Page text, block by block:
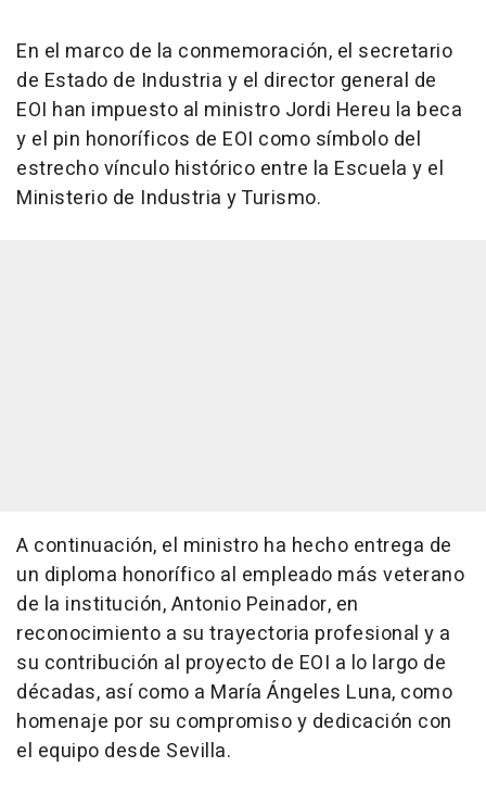
En el marco de la conmemoración, el secretario
de Estado de Industria y el director general de
EOI han impuesto al ministro Jordi Hereu la beca
y el pin honoríficos de EOI como símbolo del
estrecho vínculo histórico entre la Escuela y el
Ministerio de Industria y Turismo.
A continuación, el ministro ha hecho entrega de
un diploma honorífico al empleado más veterano
de la institución, Antonio Peinador, en
reconocimiento a su trayectoria profesional y a
su contribución al proyecto de EOI a lo largo de
décadas, así como a María Ángeles Luna, como
homenaje por su compromiso y dedicación con
el equipo desde Sevilla.